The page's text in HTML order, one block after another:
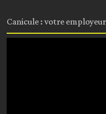
Canicule : votre